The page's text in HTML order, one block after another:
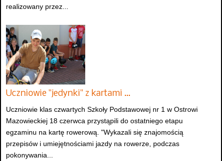
realizowany przez...
Uczniowie "jedynki" z kartami …
Uczniowie klas czwartych Szkoły Podstawowej nr 1 w Ostrowi
Mazowieckiej 18 czerwca przystąpili do ostatniego etapu
egzaminu na kartę rowerową. "Wykazali się znajomością
przepisów i umiejętnościami jazdy na rowerze, podczas
pokonywania...